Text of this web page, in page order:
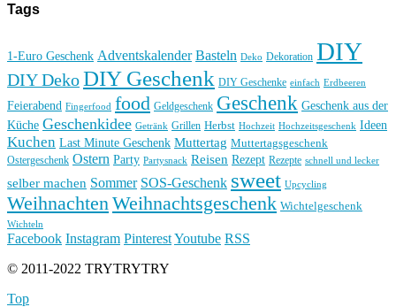
Tags
1-Euro Geschenk Adventskalender Basteln Deko Dekoration DIY
DIY DekoDIY Geschenk DIY Geschenke einfach Erdbeeren
Feierabend Fingerfood food Geldgeschenk Geschenk Geschenk aus der
Küche Geschenkidee Getränk Grillen Herbst Hochzeit Hochzeitsgeschenk Ideen
Kuchen Last Minute Geschenk Muttertag Muttertagsgeschenk
Ostergeschenk Ostern Party Partysnack Reisen Rezept Rezepte schnell und lecker
selber machen Sommer SOS-Geschenk sweet Upcycling
Weihnachten Weihnachtsgeschenk Wichtelgeschenk
Wichteln
Facebook Instagram PinterestYoutube RSS
© 2011-2022 TRYTRYTRY
Top